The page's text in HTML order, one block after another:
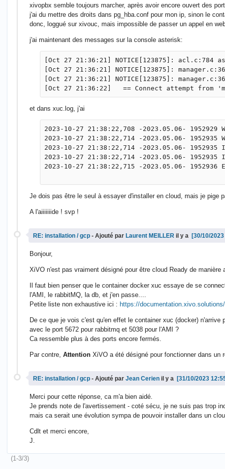
xivopbx semble toujours marcher, après avoir encore ouvert des
j'ai du mettre des droits dans pg_hba.conf pour mon ip, sinon le
donc, loggué sur xivouc, mais impossible de passer un appel en
j'ai maintenant des messages sur la console asterisk:
[Oct 27 21:36:21] NOTICE[123875]: acl.c:784
[Oct 27 21:36:21] NOTICE[123875]:
[Oct 27 21:36:21] NOTICE[123875]:
et dans xuc.log, j'ai
2023-10-27 21:38:22,708 -2023.05.06-
2023-10-27 21:38:22,714 -2023.05.06-
2023-10-27 21:38:22,714 -2023.05.06-
2023-10-27 21:38:22,714 -2023.05.06-
2023-10-27 21:38:22,715 -2023.05.06-
Je dois pas être le seul à essayer d'installer en cloud, mais je pige
A l'aiiiiiiide ! svp !
RE: installation / gcp - Ajouté par Laurent MEILLER il y a
Bonjour,
XiVO n'est pas vraiment désigné pour être cloud Ready de
Il faut bien penser que le container docker xuc essaye de se
l'AMI, le rabbitMQ, la db, et j'en passe....
Petite liste non exhaustive ici : https://
De ce que je vois c'est qu'en effet le container xuc (docker)
avec le port 5672 pour rabbitmq et 5038 pour l'AMI ?
Ca ressemble plus à des ports encore fermés.
Par contre, Attention XiVO a été désigné pour fonctionner dans un
RE: installation / gcp - Ajouté par Jean Cerien il y a
Merci pour cette réponse, ca m'a bien aidé.
Je prends note de l'avertissement - coté sécu, je ne suis pas trop
mais ca serait une évolution sympa de pouvoir installer dans un
Cdlt et merci encore,
J.
(1-3/3)